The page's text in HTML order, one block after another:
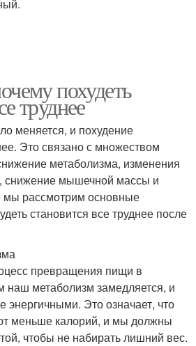
похудеть
труднее
меняется, и похудение
Это связано с множеством
метаболизма, изменения
снижение мышечной массы и
мы рассмотрим основные
становится все труднее после
превращения пищи в
наш метаболизм замедляется, и
Это означает, что
меньше калорий, и мы должны
чтобы не набирать лишний вес.